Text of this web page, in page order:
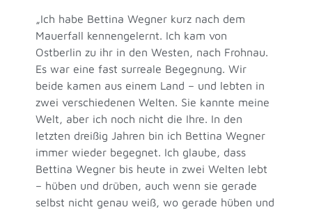
„Ich habe Bettina Wegner kurz nach dem
Mauerfall kennengelernt. Ich kam von
Ostberlin zu ihr in den Westen, nach Frohnau.
Es war eine fast surreale Begegnung. Wir
beide kamen aus einem Land – und lebten in
zwei verschiedenen Welten. Sie kannte meine
Welt, aber ich noch nicht die Ihre. In den
letzten dreißig Jahren bin ich Bettina Wegner
immer wieder begegnet. Ich glaube, dass
Bettina Wegner bis heute in zwei Welten lebt
– hüben und drüben, auch wenn sie gerade
selbst nicht genau weiß, wo gerade hüben und